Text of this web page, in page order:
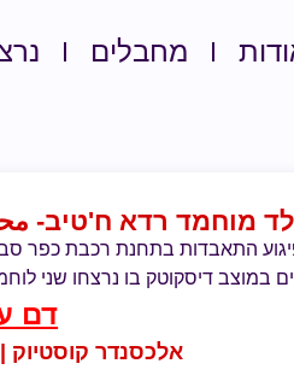
מחבלים
מוחמד רדא ח'טיב-
התאבדות בתחנת רכבת כפר
במוצב דיסקוטק בו נרצחו שני
דם
אלכסנדר קוסטיוק |